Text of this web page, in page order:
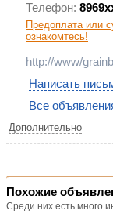
Телефон:
Предоплата или
ознакомтесь!
http://www/
Написать
Все
Дополнительно
Похожие
Среди них есть много